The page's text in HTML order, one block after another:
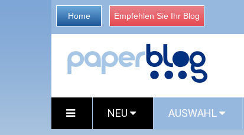
Home Empfehlen Sie Ihr Blog
NEU AUSWAHL